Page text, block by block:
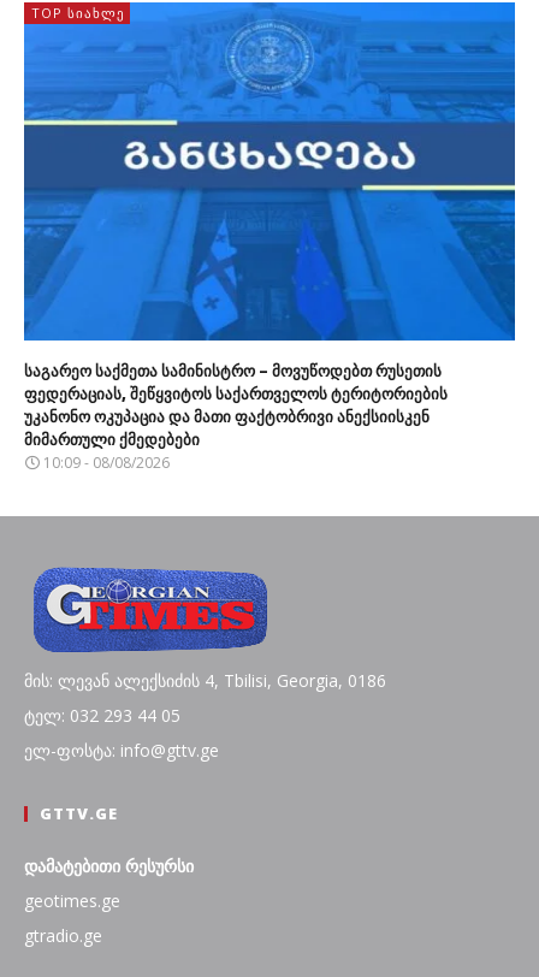
TOP ᲡᲘᲐᲮᲚᲔ
საგარეო საქმეთა სამინისტრო – მოვუწოდებთ რუსეთის
ფედერაციას, შეწყვიტოს საქართველოს ტერიტორიების
უკანონო ოკუპაცია და მათი ფაქტობრივი ანექსიისკენ
მიმართული ქმედებები
10:09 - 08/08/2026
მის: ლევან ალექსიძის 4, Tbilisi, Georgia, 0186
ტელ: 032 293 44 05
ელ-ფოსტა: info@gttv.ge
GTTV.GE
დამატებითი რესურსი
geotimes.ge
gtradio.ge